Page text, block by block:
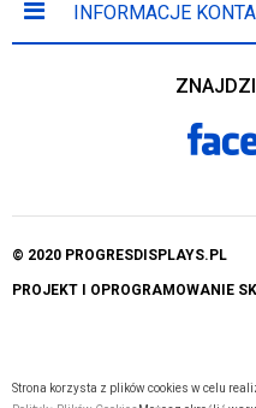
INFORMACJE
© 2020 PROGRESDISPLAYS.PL
PROJEKT I OPROGRAMOWANIE
Strona korzysta z plików cookies w celu